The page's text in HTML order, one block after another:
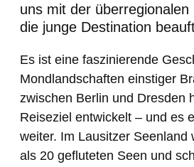
uns mit der
die junge Destination
Es ist eine faszinierende
Mondlandschaften einstiger
zwischen Berlin und Dresden
Reiseziel entwickelt – und es
weiter. Im Lausitzer Seenland
als 20 gefluteten Seen und